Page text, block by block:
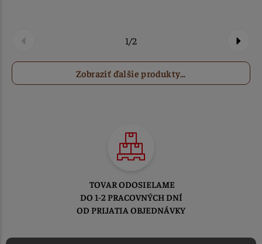
1/2
Zobraziť ďalšie produkty...
TOVAR ODOSIELAME
DO 1-2 PRACOVNÝCH DNÍ
OD PRIJATIA OBJEDNÁVKY